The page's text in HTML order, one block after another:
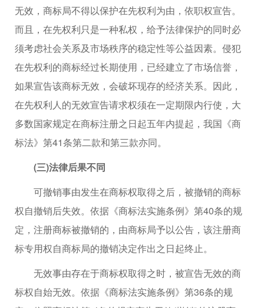
无效，商标局不得以保护在先权利为由，依职权宣告。
而且，在先权利只是一种私权，给予法律保护的同时必
须考虑社会关系及市场秩序的稳定性等公益因素。侵犯
在先权利的商标经过长期使用，已经建立了市场信誉，
如果宣告该商标无效，会破坏现存的经济关系。因此，
在先权利人的无效宣告请求权须在一定期限内行使，大
多数国家规定在商标注册之日起五年内提起，我国《商
标法》第41条第二款和第三款亦同。
(三)法律后果不同
可撤销事由发生在商标权取得之后，被撤销的商标
权自撤销后失效。依据《商标法实施条例》第40条的规
定，注册商标被撤销的，由商标局予以公告，该注册商
标专用权自商标局的撤销决定作出之日起终止。
无效事由存在于商标权取得之时，被宣告无效的商
标权自始无效。依据《商标法实施条例》第36条的规